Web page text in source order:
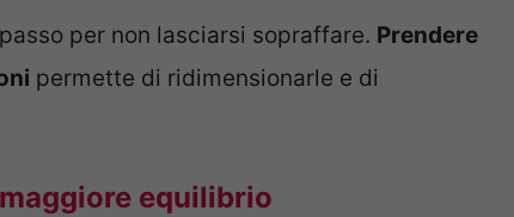
per non lasciarsi sopraffare. Prendere
permette di ridimensionarle e di
equilibrio